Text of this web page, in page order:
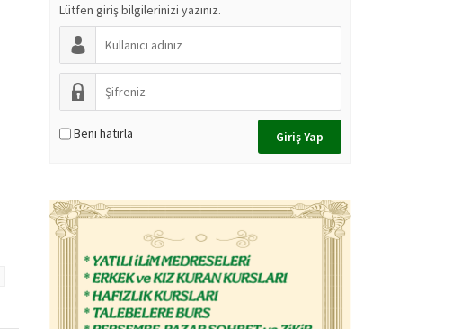
Lütfen giriş bilgilerinizi yazınız.
Beni hatırla